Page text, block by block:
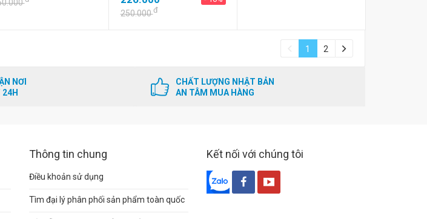
250.000đ
1 2
NƠI
24H
CHẤT LƯỢNG NHẬT BẢN
AN TÂM MUA HÀNG
Thông tin chung
Điều khoản sử dụng
Tìm đại lý phân phối sản phẩm toàn quốc
Kết nối với chúng tôi